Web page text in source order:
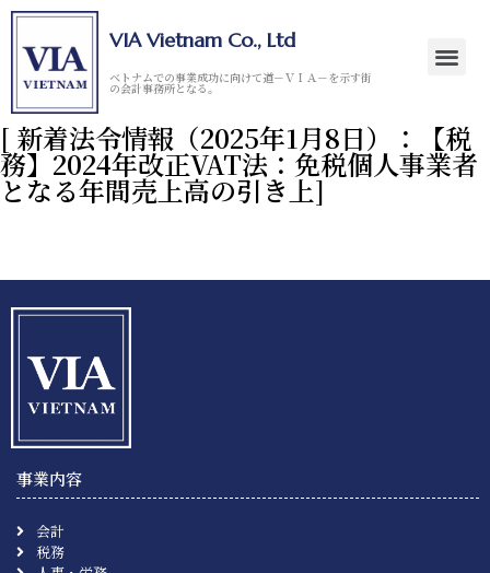
VIA Vietnam Co., Ltd
ベトナムでの事業成功に向けて道－ＶＩＡ－を示す街
の会計事務所となる。
[ 新着法令情報（2025年1月8日）：【税
務】2024年改正VAT法：免税個人事業者
となる年間売上高の引き上]
事業内容
会計
税務